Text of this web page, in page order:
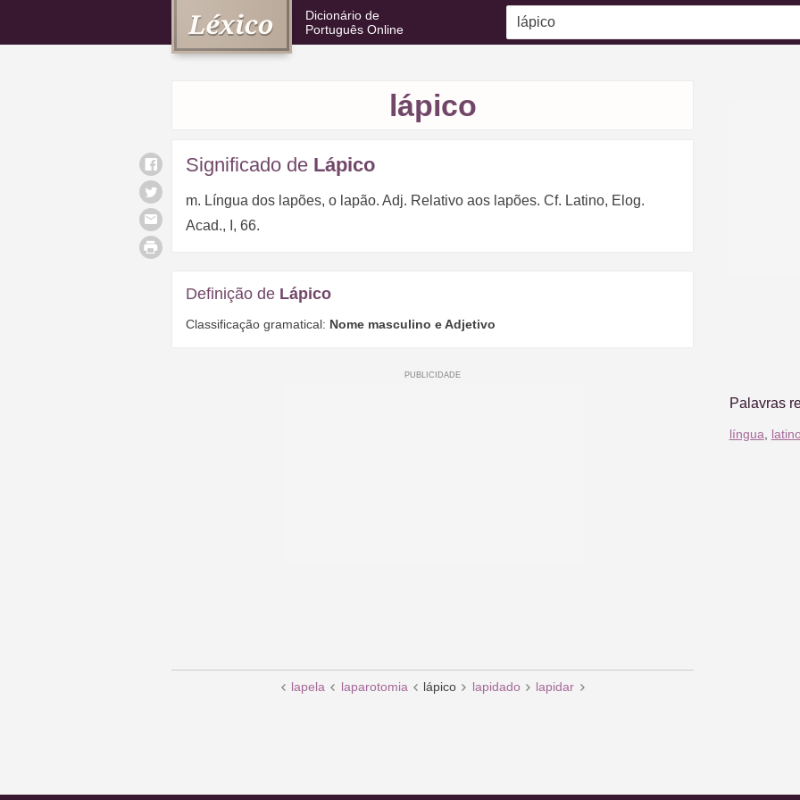
Dicionário de
Português Online
lápico
Significado de Lápico
m. Língua dos lapões, o lapão. Adj. Relativo aos lapões. Cf. Latino, Elog.
Acad., I, 66.
Definição de Lápico
Classificação gramatical: Nome masculino e Adjetivo
lapela laparotomia lápico lapidado lapidar
Palavras
língua